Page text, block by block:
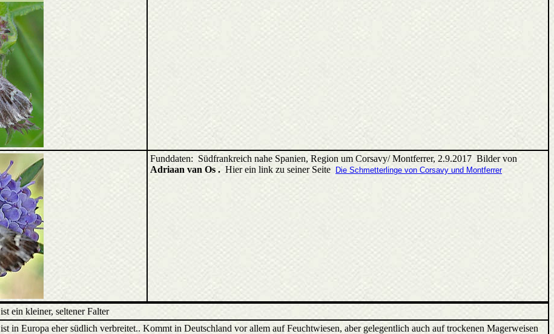
Funddaten: Südfrankreich nahe Spanien, Region um Corsavy/ Montferrer, 2.9.2017 Bilder von
Adriaan van Os . Hier ein link zu seiner Seite Die Schmetterlinge von Corsavy und Montferrer
ist ein kleiner, seltener Falter
ist in Europa eher südlich verbreitet.. Kommt in Deutschland vor allem auf Feuchtwiesen, aber gelegentlich auch auf trockenen Magerweisen